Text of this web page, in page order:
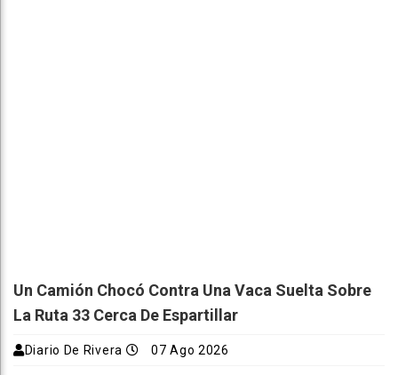
Un Camión Chocó Contra Una Vaca Suelta Sobre
La Ruta 33 Cerca De Espartillar
Diario De Rivera 07 Ago 2026